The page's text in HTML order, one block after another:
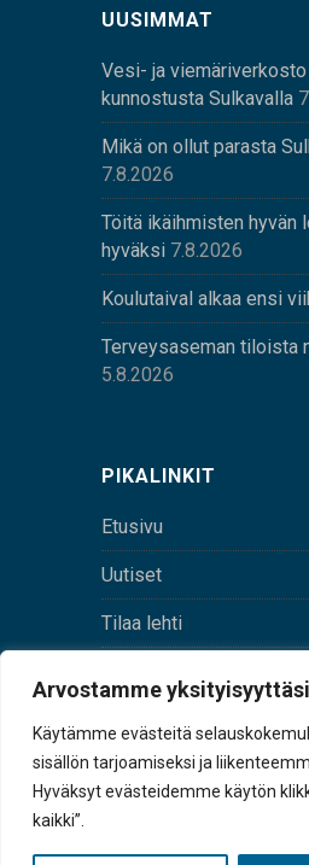
Arvostamme yksityisyyttäsi
Käytämme evästeitä
sisällön tarjoamiseksi ja
Hyväksyt evästeidemme käytön
kaikki”.
UUSIMMAT
Vesi- ja
kunnostusta Sulkavalla
Mikä on ollut parasta
7.8.2026
Töitä ikäihmisten hyvän
hyväksi 7.8.2026
Koulutaival alkaa ensi
Terveysaseman tiloista
5.8.2026
PIKALINKIT
Etusivu
Uutiset
Tilaa lehti
tunnus 0167229-8